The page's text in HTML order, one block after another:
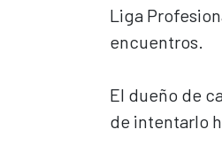
Liga
encuentros.
El dueño de
de intentarlo